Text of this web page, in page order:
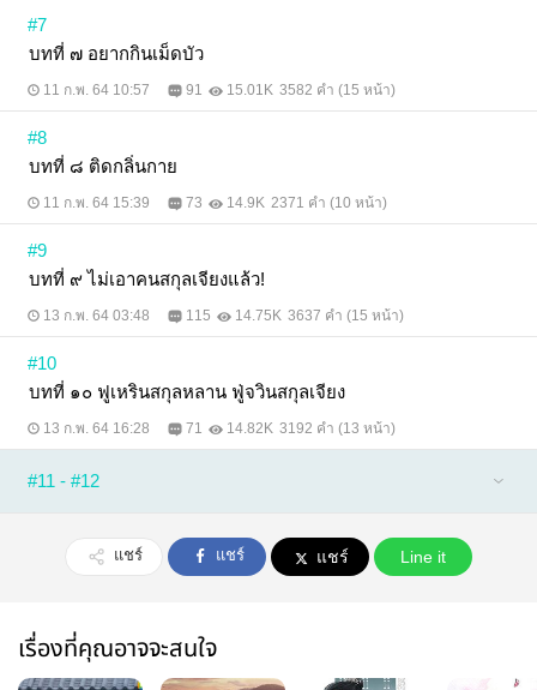
#7
บทที่ ๗ อยากกินเม็ดบัว
11 ก.พ. 64 10:57 91 15.01K 3582 คำ (15 หน้า)
#8
บทที่ ๘ ติดกลิ่นกาย
11 ก.พ. 64 15:39 73 14.9K 2371 คำ (10 หน้า)
#9
บทที่ ๙ ไม่เอาคนสกุลเจียงแล้ว!
13 ก.พ. 64 03:48 115 14.75K 3637 คำ (15 หน้า)
#10
บทที่ ๑๐ ฟูเหรินสกุลหลาน ฟู่จวินสกุลเจียง
13 ก.พ. 64 16:28 71 14.82K 3192 คำ (13 หน้า)
#11 - #12
แชร์ แชร์ แชร์ Line it
เรื่องที่คุณอาจจะสนใจ